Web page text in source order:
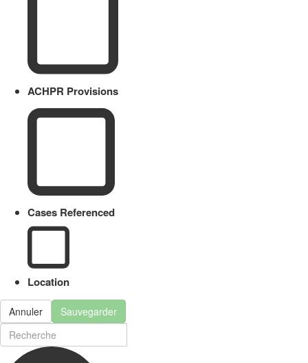
ACHPR Provisions
Cases Referenced
Location
Annuler Sauvegarder